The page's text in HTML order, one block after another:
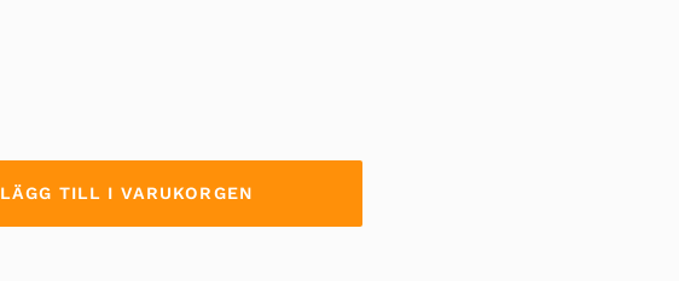
LÄGG TILL I VARUKORGEN